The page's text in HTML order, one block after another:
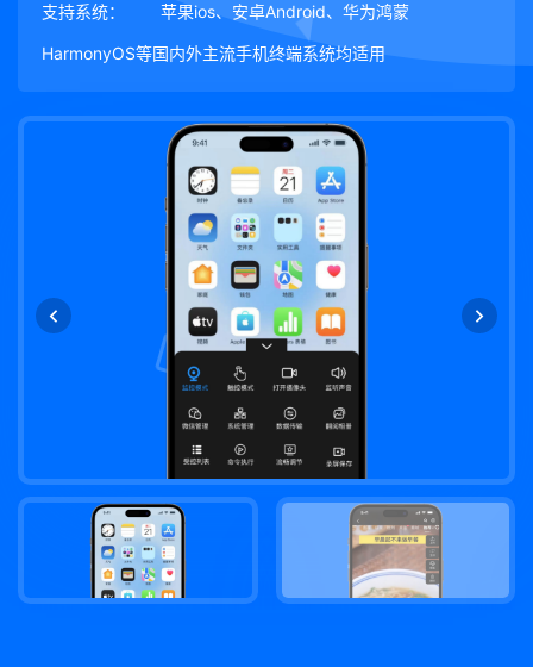
支持系统： 苹果ios、安卓Android、华为鸿蒙
HarmonyOS等国内外主流手机终端系统均适用